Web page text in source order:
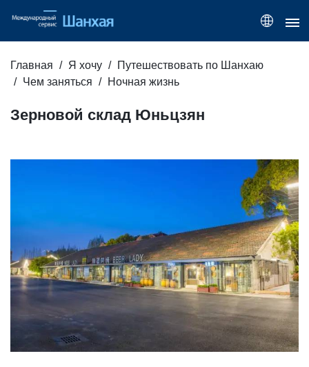
Главная Я хочу
Путешествовать по Шанхаю
Чем заняться
Ночная жизнь
Зерновой склад Юньцзян